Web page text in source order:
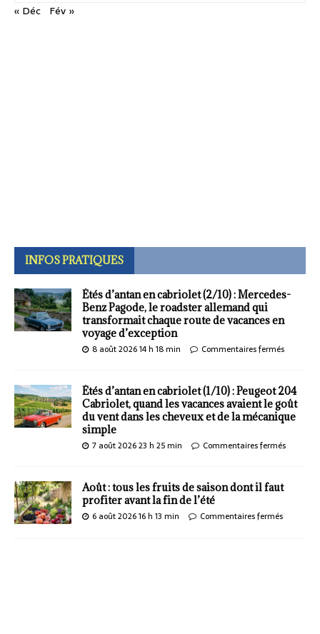
« Déc Fév »
INFOS PRATIQUES
Étés d’antan en cabriolet (2/10) : Mercedes-
Benz Pagode, le roadster allemand qui
transformait chaque route de vacances en
voyage d’exception
8 août 2026 14 h 18 min Commentaires fermés
Étés d’antan en cabriolet (1/10) : Peugeot 204
Cabriolet, quand les vacances avaient le goût
du vent dans les cheveux et de la mécanique
simple
7 août 2026 23 h 25 min Commentaires fermés
Août : tous les fruits de saison dont il faut
profiter avant la fin de l’été
6 août 2026 16 h 13 min Commentaires fermés